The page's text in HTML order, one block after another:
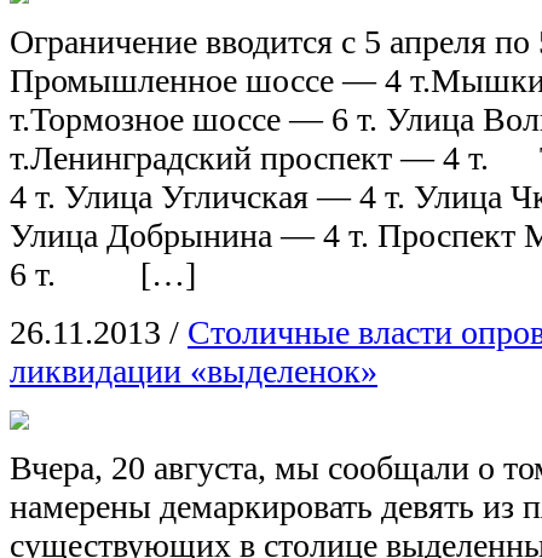
Ограничение вводится с 5 апреля по
Промышленное шоссе — 4
т.Тормозное шоссе — 6 т. Улица
т.Ленинградский проспект — 4 т.
4 т. Улица Угличская — 4 т.
Улица Добрынина — 4 т. Проспект
6 т. […]
26.11.2013 / Столичные власти
ликвидации «выделенок»
Вчера, 20 августа, мы сообщали о
намерены демаркировать девять из
существующих в столице